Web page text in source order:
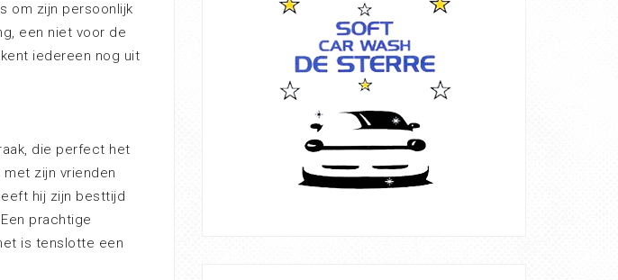
om zijn persoonlijk
een niet voor de
iedereen nog uit
die perfect het
zijn vrienden
hij zijn besttijd
prachtige
is tenslotte een